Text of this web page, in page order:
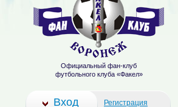
Официальный фан-клуб
футбольного клуба «Факел»
Вход Регистрация